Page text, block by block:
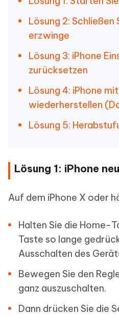
Lösung 2:
erzwinge
Lösung 3: iPhone
zurücksetzen
Lösung 4: iPhone
wiederherstellen
Lösung 5:
Lösung 1: iPhone
Auf dem iPhone X oder
Halten Sie die Home-
Taste so lange
Ausschalten des
Bewegen Sie den
ganz auszuschalten.
Dann drücken Sie die